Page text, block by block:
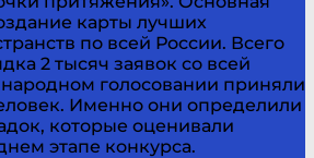
карты лучших
по всей России. Всего
2 тысяч заявок со всей
народном голосовании приняли
Именно они определили
которые оценивали
этапе конкурса.